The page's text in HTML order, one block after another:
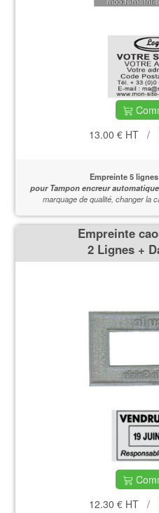
13.00 € HT /
Empreinte 5
pour Tampon encreur
marquage de qualité, changer la
Empreinte
2 Lignes +
12.30 € HT /